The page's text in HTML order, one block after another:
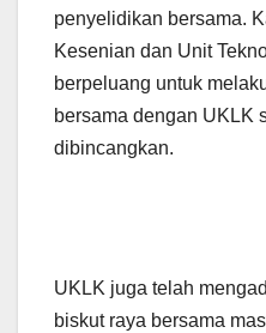
penyelidikan bersama.
Kesenian dan Unit
berpeluang untuk
bersama dengan UKLK
dibincangkan.
UKLK juga telah
biskut raya bersama